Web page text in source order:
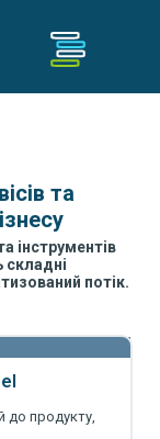
та
інструментів
складні
потік.
до продукту,